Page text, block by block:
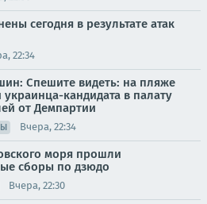
сегодня в результате атак
22:34
Спешите видеть: на пляже
украинца-кандидата в палату
от Демпартии
Вчера, 22:34
моря прошли
сборы по дзюдо
Вчера, 22:30